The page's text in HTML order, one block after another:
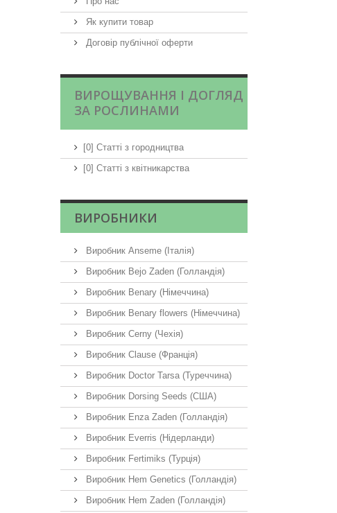
Як купити товар
Договір публічної оферти
ВИРОЩУВАННЯ І ДОГЛЯД
ЗА РОСЛИНАМИ
[0] Статті з городництва
[0] Статті з квітникарства
ВИРОБНИКИ
Виробник Anseme (Італія)
Виробник Bejo Zaden (Голландія)
Виробник Benary (Німеччина)
Виробник Benary flowers (Німеччина)
Виробник Cerny (Чехія)
Виробник Clause (Франція)
Виробник Doctor Tarsa (Туреччина)
Виробник Dorsing Seeds (США)
Виробник Enza Zaden (Голландія)
Виробник Everris (Нідерланди)
Виробник Fertimiks (Турція)
Виробник Hem Genetics (Голландія)
Виробник Hem Zaden (Голландія)